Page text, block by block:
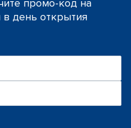
промо-код на
день открытия